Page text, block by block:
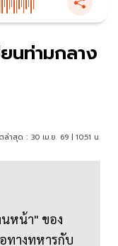
นท่ามกลาง
ล่าสุด : 30 เม.ย. 69 | 10:51 น.
หน้า" ของ
ทางทหารกับ